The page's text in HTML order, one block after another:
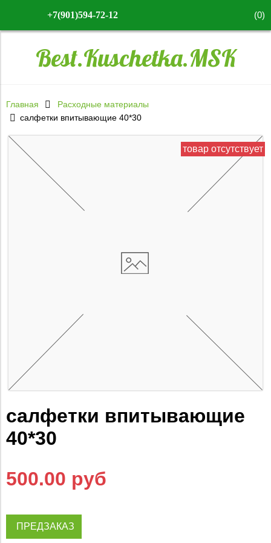
+7(901)594-72-12 (0)
Best.Kuschetka.MSK
Главная
Расходные материалы
салфетки впитывающие 40*30
товар отсутствует
салфетки впитывающие
40*30
500.00 руб
ПРЕДЗАКАЗ